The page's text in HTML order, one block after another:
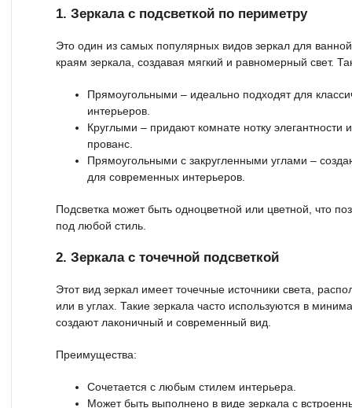
1. Зеркала с подсветкой по периметру
Это один из самых популярных видов зеркал для
краям зеркала, создавая мягкий и равномерный свет.
Прямоугольными – идеально подходят для
интерьеров.
Круглыми – придают комнате нотку элегантности
прованс.
Прямоугольными с закругленными углами –
для современных интерьеров.
Подсветка может быть одноцветной или цветной, что
под любой стиль.
2. Зеркала с точечной подсветкой
Этот вид зеркал имеет точечные источники света,
или в углах. Такие зеркала часто используются в
создают лаконичный и современный вид.
Преимущества:
Сочетается с любым стилем интерьера.
Может быть выполнено в виде зеркала с